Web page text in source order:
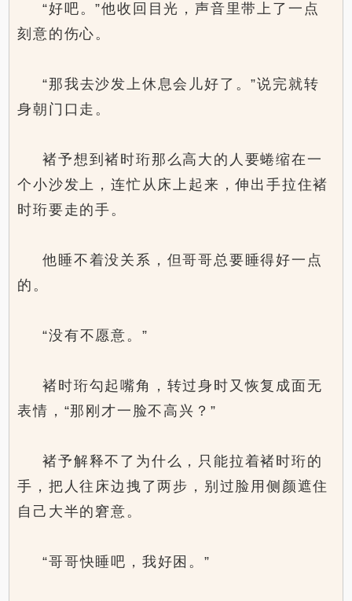
“好吧。”他收回目光，声音里带上了一点
刻意的伤心。
“那我去沙发上休息会儿好了。”说完就转
身朝门口走。
褚予想到褚时珩那么高大的人要蜷缩在一
个小沙发上，连忙从床上起来，伸出手拉住褚
时珩要走的手。
他睡不着没关系，但哥哥总要睡得好一点
的。
“没有不愿意。”
褚时珩勾起嘴角，转过身时又恢复成面无
表情，“那刚才一脸不高兴？”
褚予解释不了为什么，只能拉着褚时珩的
手，把人往床边拽了两步，别过脸用侧颜遮住
自己大半的窘意。
“哥哥快睡吧，我好困。”